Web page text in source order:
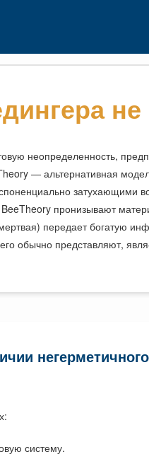
не
неопределенность,
— альтернативная
затухающими
пронизывают
передает богатую
обычно представляют,
негерметичного
систему.